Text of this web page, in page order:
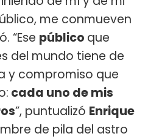
me conmueven
“Ese público que
del mundo tiene de
y compromiso que
cada uno de mis
”, puntualizó Enrique
de pila del astro